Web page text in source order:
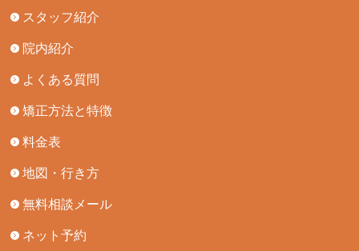
スタッフ紹介
院内紹介
よくある質問
矯正方法と特徴
料金表
地図・行き方
無料相談メール
ネット予約